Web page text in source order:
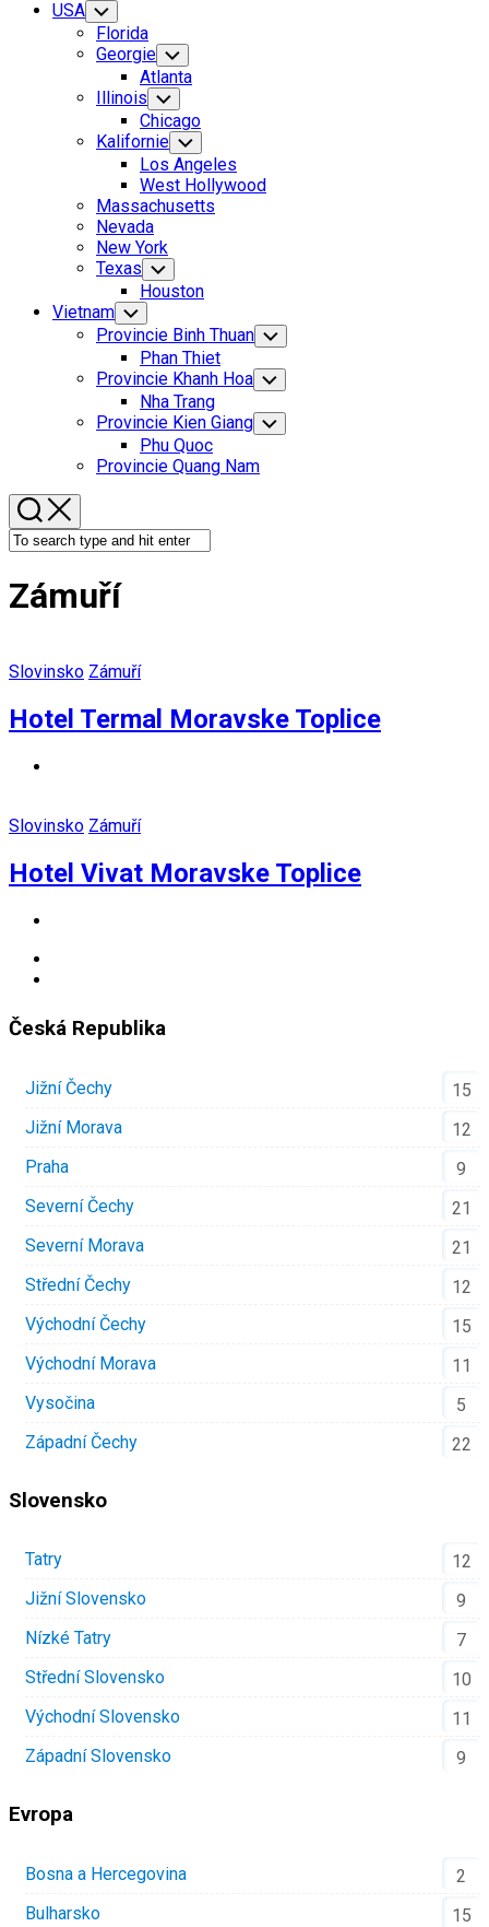
USA Toggle
Child
Menu
Florida
Georgie Toggle
Child
Menu
Atlanta
Illinois Toggle
Child
Menu
Chicago
Kalifornie Toggle
Child
Menu
Los Angeles
West Hollywood
Massachusetts
Nevada
New York
Texas Toggle
Child
Menu
Houston
Vietnam Toggle
Child
Menu
Provincie Binh Thuan Toggle
Child
Menu
Phan Thiet
Provincie Khanh Hoa Toggle
Child
Menu
Nha Trang
Provincie Kien Giang Toggle
Child
Phu Quoc
Provincie Quang Nam
Zámuří
Slovinsko Zámuří
Hotel Termal Moravske Toplice
Slovinsko Zámuří
Hotel Vivat Moravske Toplice
Česká Republika
Jižní Čechy
15
Jižní Morava
12
Praha
9
Severní Čechy
21
Severní Morava
21
Střední Čechy
12
Východní Čechy
15
Východní Morava
11
Vysočina
5
Západní Čechy
22
Slovensko
Tatry
12
Jižní Slovensko
9
Nízké Tatry
7
Střední Slovensko
10
Východní Slovensko
11
Západní Slovensko
9
Evropa
Bosna a Hercegovina
2
Bulharsko
15